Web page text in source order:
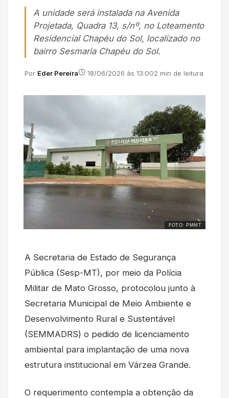
A unidade será instalada na Avenida
Projetada, Quadra 13, s/nº, no Loteamento
Residencial Chapéu do Sol, localizado no
bairro Sesmaria Chapéu do Sol.
Por Eder Pereira 18/06/2026 às 13:002 min de leitura
FOTO: PMMT
A Secretaria de Estado de Segurança
Pública (Sesp-MT), por meio da Polícia
Militar de Mato Grosso, protocolou junto à
Secretaria Municipal de Meio Ambiente e
Desenvolvimento Rural e Sustentável
(SEMMADRS) o pedido de licenciamento
ambiental para implantação de uma nova
estrutura institucional em Várzea Grande.
O requerimento contempla a obtenção da